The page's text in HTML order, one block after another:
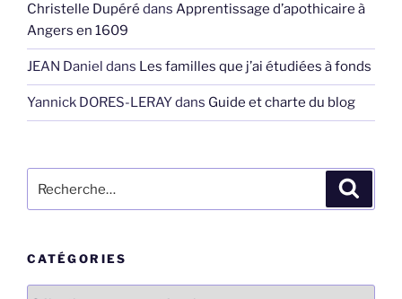
Christelle Dupéré dans Apprentissage d’apothicaire à
Angers en 1609
JEAN Daniel dans Les familles que j’ai étudiées à fonds
Yannick DORES-LERAYdans Guide et charte du blog
pour
CATÉGORIES
Catégories